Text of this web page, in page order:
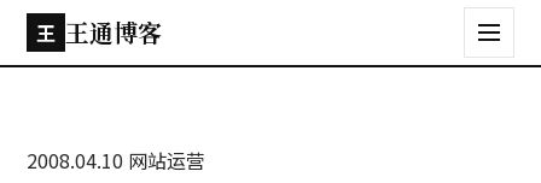
王 王通博客
2008.04.10 网站运营